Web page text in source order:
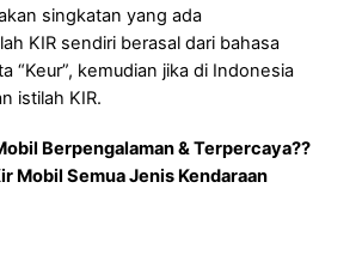
singkatan yang ada
KIR sendiri berasal dari bahasa
“Keur”, kemudian jika di Indonesia
istilah KIR.
Berpengalaman & Terpercaya??
Mobil Semua Jenis Kendaraan